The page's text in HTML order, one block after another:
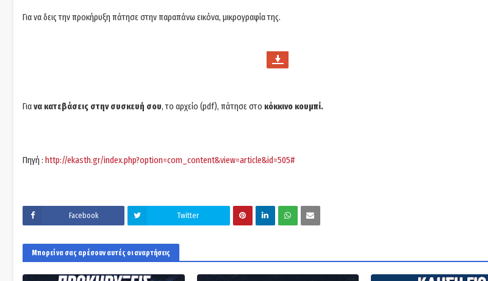
Για να δεις την προκήρυξη πάτησε στην παραπάνω εικόνα, μικρογραφία της.
Γιανα κατεβάσεις στην συσκευή σου, το αρχείο (pdf), πάτησε στο κόκκινο κουμπί.
Πηγή : http://ekasth.gr/index.php?option=com_content&view=article&id=505#
Facebook Twitter
Μπορεί να σας αρέσουν αυτές οι αναρτήσεις